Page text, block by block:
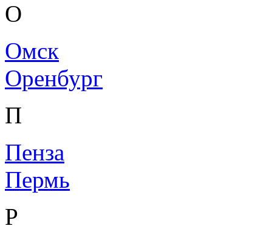
О
Омск
Оренбург
П
Пенза
Пермь
Р